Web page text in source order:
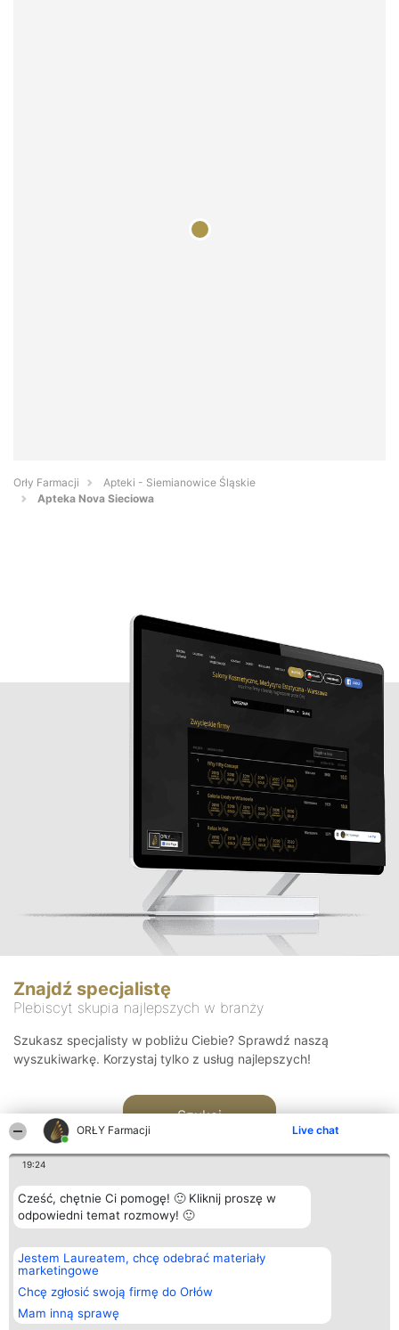
ORŁY Farmacji Live chat
19:24
Cześć, chętnie Ci pomogę! 🙂 Kliknij proszę w
odpowiedni temat rozmowy! 🙂
Jestem Laureatem, chcę odebrać materiały
marketingowe
Chcę zgłosić swoją firmę do Orłów
Mam inną sprawę
Orły Farmacji
Apteki - Siemianowice Śląskie
Apteka Nova Sieciowa
Znajdź specjalistę
Plebiscyt skupia najlepszych w branży
Szukasz specjalisty w pobliżu Ciebie? Sprawdź naszą
wyszukiwarkę. Korzystaj tylko z usług najlepszych!
Szukaj
Organizator plebiscytu
Bright Side Solutions sp. z o.
o. sp. k.
ul. Ruska 22
Wrocław 50-079
KRS 0000749100 | Regon
381313360 | NIP 8943132676
Plebiscyt
Laureaci
wszystkich
Laureatów
Regulamin
Kontakt
Kontakt